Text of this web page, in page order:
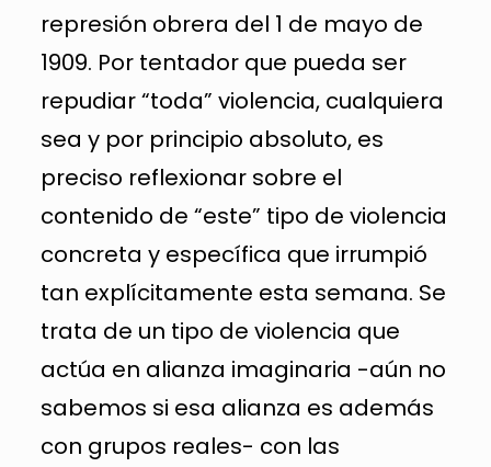
represión obrera del 1 de mayo de
1909. Por tentador que pueda ser
repudiar “toda” violencia, cualquiera
sea y por principio absoluto, es
preciso reflexionar sobre el
contenido de “este” tipo de violencia
concreta y específica que irrumpió
tan explícitamente esta semana. Se
trata de un tipo de violencia que
actúa en alianza imaginaria -aún no
sabemos si esa alianza es además
con grupos reales- con las